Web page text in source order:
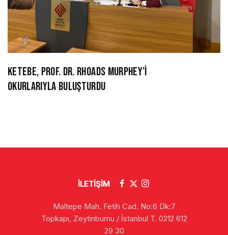
KETEBE, PROF. DR. RHOADS MURPHEY’İ
OKURLARIYLA BULUŞTURDU
İLETİŞİM
Maltepe Mah. Fetih Cad. No:6 Dk:7
Topkapı, Zeytinburnu / İstanbul T. 0212 612
29 30